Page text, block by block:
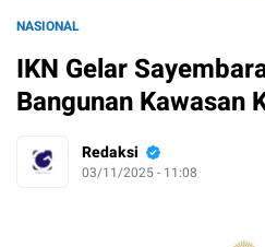
NASIONAL
IKN Gelar
Bangunan Kawasan
Redaksi
03/11/2025 - 11:08